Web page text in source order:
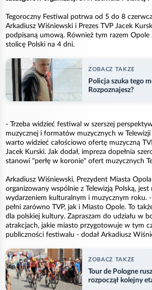
Tegoroczny Festiwal potrwa od 5 do 8
Arkadiusz Wiśniewski i Prezes TVP Jacek
podpisaną umową. Również tym razem
stolicę Polski na 4 dni.
ZOBACZ TAKZE
Policja szuka tego
Rozpoznajesz?
- Trzeba widzieć festiwal w szerszej
muzycznej i formatów muzycznych w Telewizji
warto widzieć całościowo ofertę muzyczną
Jacek Kurski. Jak dodał, impreza dopełnia
stanowi "perłę w koronie" ofert muzycznych
Arkadiusz Wiśniewski, Prezydent Miasta
organizowany wspólnie z Telewizją Polską, jest
wydarzeniem kulturalnym i muzycznym roku.
pełni zarówno TVP, jak i Miasto Opole. To
dla polskiej kultury. Zapraszam do udziału w
atrakcjach, jakie miasto przygotowuje w tym
publiczności festiwalu - dodał Arkadiusz
ZOBACZ TAKZE
Tour de Pologne
rozpoczął kolejny